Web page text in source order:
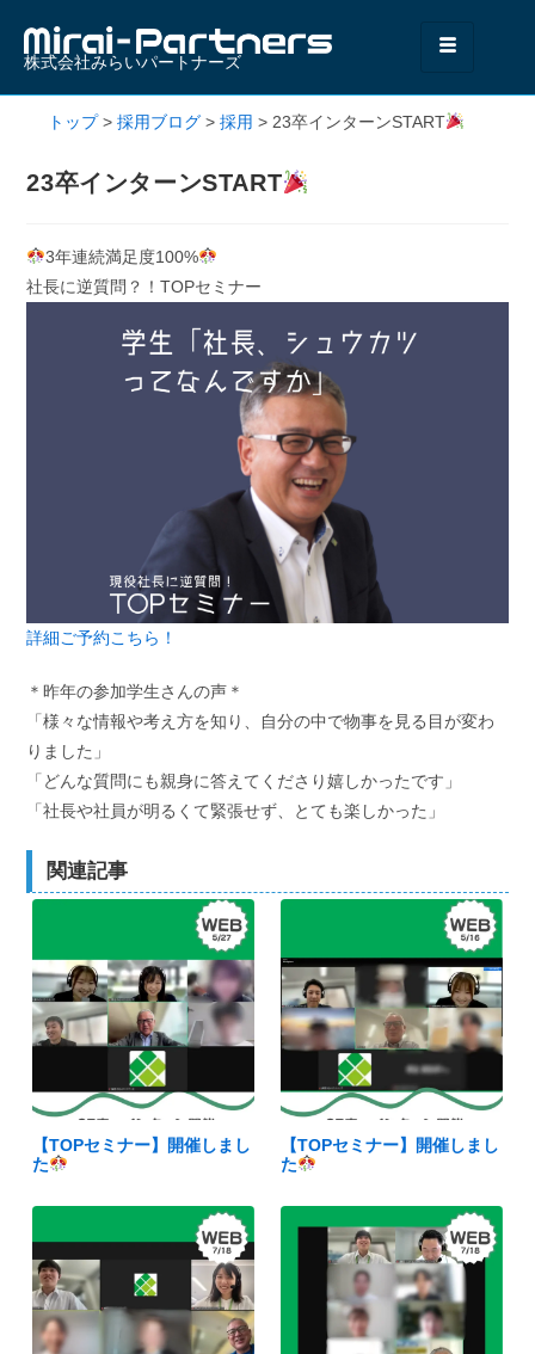
株式会社みらいパートナーズ
トップ> 採用ブログ > 採用 > 23卒インターンSTART
23卒インターンSTART
3年連続満足度100%
社長に逆質問？！TOPセミナー
詳細ご予約こちら！
＊昨年の参加学生さんの声＊
「様々な情報や考え方を知り、自分の中で物事を見る目が変わ
りました」
「どんな質問にも親身に答えてくださり嬉しかったです」
「社長や社員が明るくて緊張せず、とても楽しかった」
関連記事
【TOPセミナー】開催しまし
た
【TOPセミナー】開催しまし
た